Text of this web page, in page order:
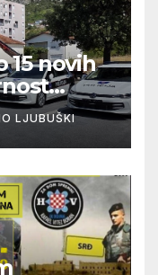
15 novih
rad
LJUBUŠKI